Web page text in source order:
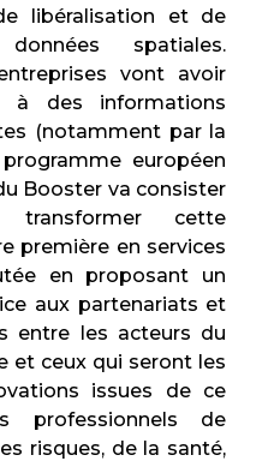
libéralisation et de
spatiales.
vont avoir
à des informations
(notamment par la
européen
Booster va consister
cette
première en services
en proposant un
aux partenariats et
entre les acteurs du
et ceux qui seront les
issues de ce
professionnels de
risques, de la santé,